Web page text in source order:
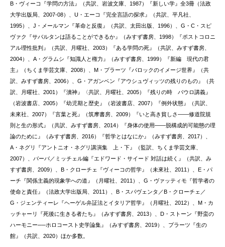
B・ヴィーコ『学問の方法』（共訳、岩波文庫、1987）『新しい学』全3冊（法政
大学出版局、2007-08）、U・エーコ『完全言語の探求』（共訳、平凡社、
1995）、J・メールマン『革命と反復』（共訳、太田出版、1996）、G・C・スピ
ヴァク『サバルタンは語ることができるか』（みすず書房、1998）『ポストコロニ
アル理性批判』（共訳、月曜社、2003）『ある学問の死』（共訳、みすず書房、
2004）、A・グラムシ『知識人と権力』（みすず書房、1999）『新編 現代の君
主』（ちくま学芸文庫、2008）、M・プラーツ『バロックのイメージ世界』（共
訳、みすず書房、2006）、G・アガンベン『アウシュヴィッツの残りのもの』（共
訳、月曜社、2001）『瀆神』〈共訳、月曜社、2005）『残りの時 パウロ講義』
（岩波書店、2005）『幼児期と歴史』（岩波書店、2007）『例外状態』（共訳、
未來社、2007）『言葉と死』（筑摩書房、2009）『いと高き貧しさ——修道院規
則と生の形式』（共訳、みすず書房、2014）『身体の使用——脱構成的可能態の理
論のために』（みすず書房、2016）『哲学とはなにか』（みすず書房、2017）、
A・ネグリ『アントニオ・ネグリ講演集 上・下』（監訳、ちくま学芸文庫、
2007）、バーバ／ミッチェル編『エドワード・サイード 対話は続く』（共訳、み
すず書房、2009）、B・クローチェ『ヴィーコの哲学』（未來社、2011）、E・パ
ーチ『関係主義的現象学への道』（月曜社、2011）、G・ヴァッティモ『哲学者の
使命と責任』（法政大学出版局、2011）、B・スパヴェンタ／B・クローチェ／
G・ジェンティーレ『ヘーゲル弁証法とイタリア哲学』（月曜社、2012）、M・カ
ッチャーリ『死後に生きる者たち』（みすず書房、2013）、D・ストーン『野蛮の
ハーモニー──ホロコースト史学論集』（みすず書房、2019）、プラーツ『生の
館』（共訳、2020）ほか多数。